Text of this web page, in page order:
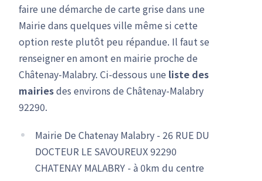
faire une démarche de carte grise dans une
Mairie dans quelques ville même si cette
option reste plutôt peu répandue. Il faut se
renseigner en amont en mairie proche de
Châtenay-Malabry. Ci-dessous une liste des
mairiesdes environs de Châtenay-Malabry
92290.
Mairie De Chatenay Malabry - 26 RUE DU
DOCTEUR LE SAVOUREUX 92290
CHATENAY MALABRY - à 0km du centre